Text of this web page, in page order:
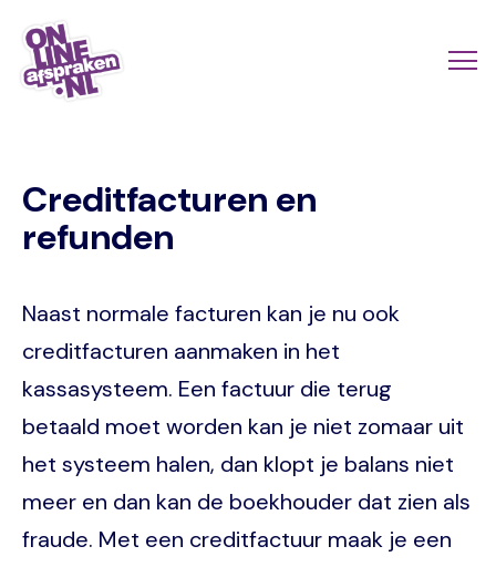
Naar
hoofdinhoud
Creditfacturen en
refunden
Naast normale facturen kan je nu ook
creditfacturen aanmaken in het
kassasysteem. Een factuur die terug
betaald moet worden kan je niet zomaar uit
het systeem halen, dan klopt je balans niet
meer en dan kan de boekhouder dat zien als
fraude. Met een creditfactuur maak je een